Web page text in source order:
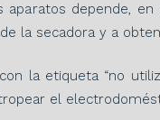
aparatos depende,
la secadora y a
la etiqueta “no
el